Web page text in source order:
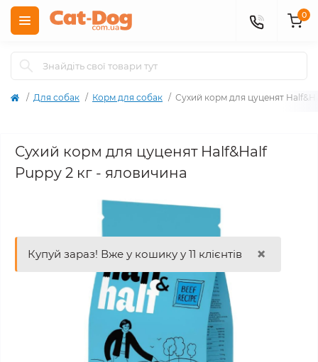
0
Для собак Корм для собак Сухий корм для цуценят
Сухий корм для цуценят Half&Half
Puppy 2 кг - яловичина
Купуй зараз! Вже у кошику у 11 клієнтів ×